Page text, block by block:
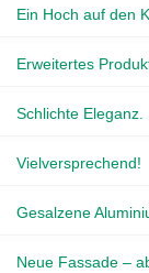
Ein Hoch auf den
Erweitertes
Schlichte Eleganz.
Vielversprechend!
Gesalzene
Neue Fassade –